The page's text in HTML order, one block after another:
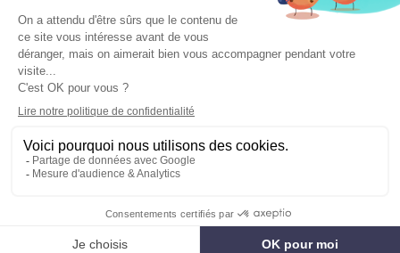
Accueil
Twitter
Nous contacter
Espace Adhérent.e
Nous utilisons des cookies pour vous garantir la meilleure
nous considérerons que vous acceptez l'utilisation des cookies.